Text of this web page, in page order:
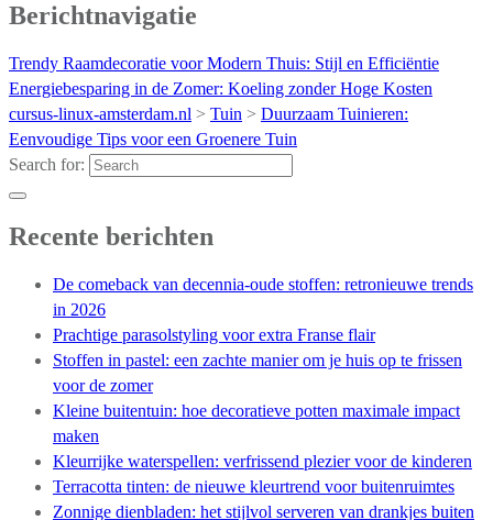
Berichtnavigatie
Trendy Raamdecoratie voor Modern Thuis: Stijl en Efficiëntie
Energiebesparing in de Zomer: Koeling zonder Hoge Kosten
cursus-linux-amsterdam.nl > Tuin > Duurzaam Tuinieren:
Eenvoudige Tips voor een Groenere Tuin
Search for:
Recente berichten
De comeback van decennia-oude stoffen: retronieuwe trends
in 2026
Prachtige parasolstyling voor extra Franse flair
Stoffen in pastel: een zachte manier om je huis op te frissen
voor de zomer
Kleine buitentuin: hoe decoratieve potten maximale impact
maken
Kleurrijke waterspellen: verfrissend plezier voor de kinderen
Terracotta tinten: de nieuwe kleurtrend voor buitenruimtes
Zonnige dienbladen: het stijlvol serveren van drankjes buiten